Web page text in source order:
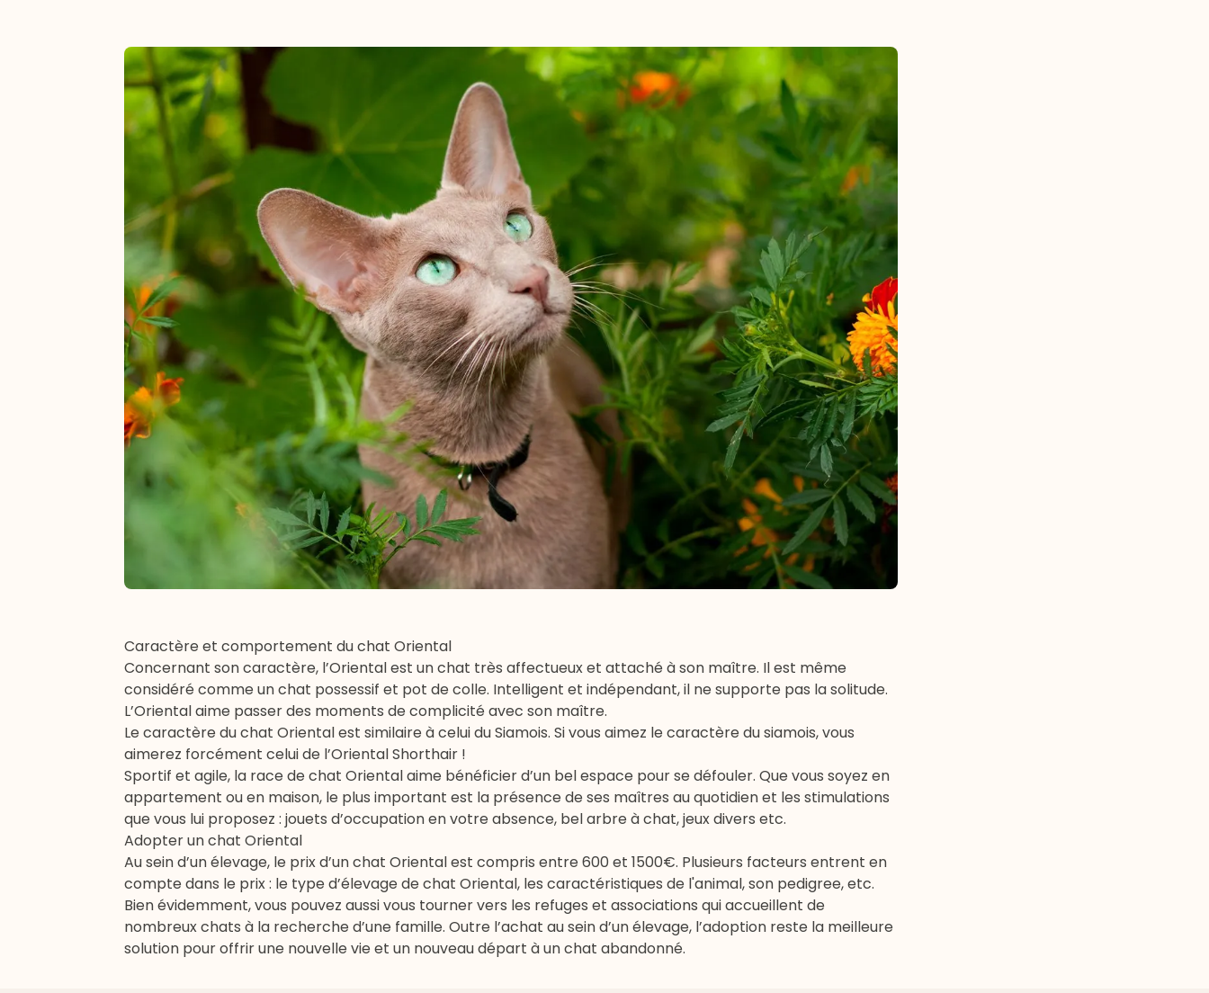
Caractère et comportement du chat Oriental
Concernant son caractère, l’Oriental est un chat très affectueux et attaché à son maître. Il est même
considéré comme un chat possessif et pot de colle. Intelligent et indépendant, il ne supporte pas la solitude.
L’Oriental aime passer des moments de complicité avec son maître.
Le caractère du chat Oriental est similaire à celui du Siamois. Si vous aimez le caractère du siamois, vous
aimerez forcément celui de l’Oriental Shorthair !
Sportif et agile, la race de chat Oriental aime bénéficier d’un bel espace pour se défouler. Que vous soyez en
appartement ou en maison, le plus important est la présence de ses maîtres au quotidien et les stimulations
que vous lui proposez : jouets d’occupation en votre absence, bel arbre à chat, jeux divers etc.
Adopter un chat Oriental
Au sein d’un élevage, le prix d’un chat Oriental est compris entre 600 et 1500€. Plusieurs facteurs entrent en
compte dans le prix : le type d’élevage de chat Oriental, les caractéristiques de l'animal, son pedigree, etc.
Bien évidemment, vous pouvez aussi vous tourner vers les refuges et associations qui accueillent de
nombreux chats à la recherche d’une famille. Outre l’achat au sein d’un élevage, l’adoption reste la meilleure
solution pour offrir une nouvelle vie et un nouveau départ à un chat abandonné.